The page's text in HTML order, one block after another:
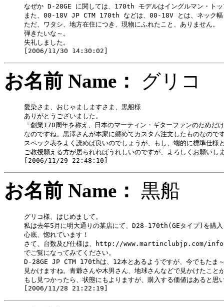
なぜか D-28GE に関しては、170th モデルはイングルマン・トッ
また、00-18V JP CTM 170th などは、00-18V とは、ネック幅
ただ、ワタシ、地方在住につき、現物にふれたこと、ありません。
弾きたいな～。
失礼しました。
お名前 Name： グリ
愛染さま、おじゃましますさま、黒船様
ありがとうございました。
「創業170周年を称え、日本のマーティン・ギターファンのためだ
なのですね。黒澤さんが本家に纏めてカスタム注文したものなので
スペック表をよく読めば良いのでしょうが、もし、端的に標準仕様
ご教授願える方が居られればうれしいのですが、よろしくお願いし
お名前 Name： 黒船
グリコ様、はじめまして。
私は去年5月に明大通りの某店にて、D28-170th(GEタイプ)を購
心底、惚れています！
さて、台数及び仕様は、http://www.martinclubjp.com/
でご覧になってみてください。
D-28GE JP CTM 170thは、12本とあるようですが、今でもたま
見かけますね。青爺さんや木男さん、地球さんなどで見かけたこと
もし見つかったら、状態にもよりますが、購入する価値はあると思